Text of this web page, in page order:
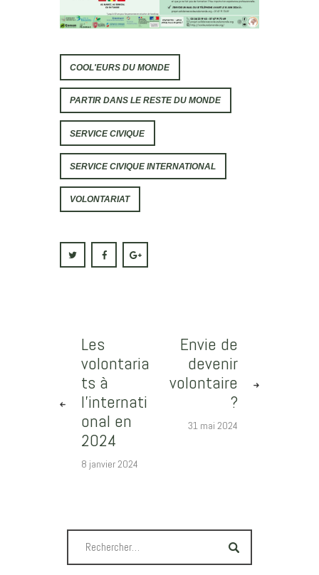
COOL'EURS DU MONDE
PARTIR DANS LE RESTE DU MONDE
SERVICE CIVIQUE
SERVICE CIVIQUE INTERNATIONAL
VOLONTARIAT
Les
volontaria
ts à
l’internati
onal en
2024
8 janvier 2024
Envie de
devenir
volontaire
?
31 mai 2024